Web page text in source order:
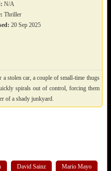
N/A
Thriller
20 Sep 2025
stolen car, a couple of small-time thugs
spirals out of control, forcing them
of a shady junkyard.
David Sainz
Mario Mayo